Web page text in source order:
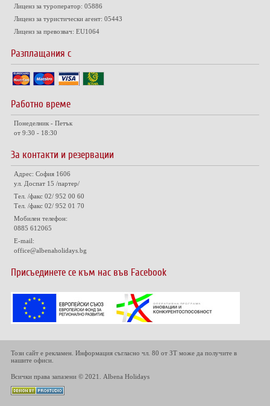
Лиценз за туроператор: 05886
Лиценз за туристически агент: 05443
Лиценз за превозвач: EU1064
Разплащания с
Работно време
Понеделник - Петък
от 9:30 - 18:30
За контакти и резервации
Адрес: София 1606
ул. Доспат 15 /партер/
Тел. /факс 02/ 952 00 60
Тел. /факс 02/ 952 01 70
Мобилен телефон:
0885 612065
E-mail:
office@albenaholidays.bg
Присъединете се към нас във Facebook
Този сайт е рекламен. Информация съгласно чл. 80 от ЗТ може да получите в
нашите офиси.
Всички права запазени © 2021. Albena Holidays